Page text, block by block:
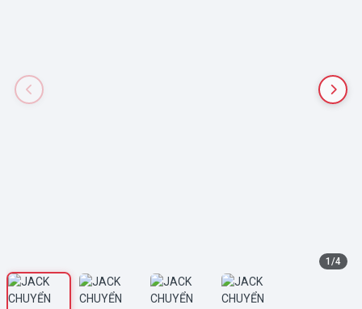
1 /4